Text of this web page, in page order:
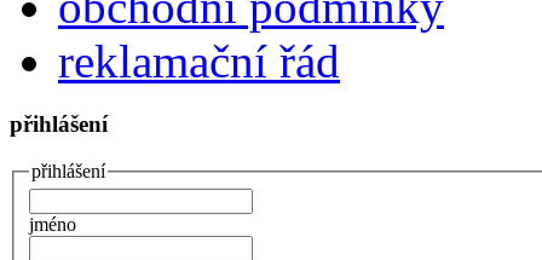
reklamační řád
přihlášení
přihlášení
jméno